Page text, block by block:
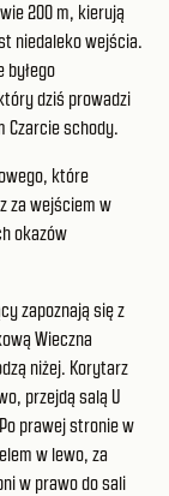
200 m, kierują
niedaleko wejścia.
dziś prowadzi
Czarcie schody.
które
za wejściem w
okazów
zapoznają się z
Wieczna
niżej. Korytarz
przejdą salą U
prawej stronie w
w lewo, za
w prawo do sali